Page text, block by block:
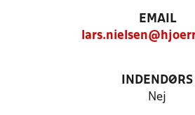
EMAIL
INDENDØRS
Nej